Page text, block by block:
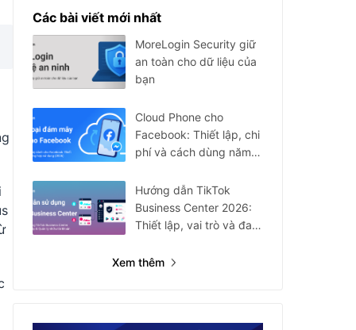
Các bài viết mới nhất
MoreLogin Security giữ
an toàn cho dữ liệu của
bạn
Cloud Phone cho
Facebook: Thiết lập, chi
phí và cách dùng năm
Hướng dẫn TikTok
Business Center 2026:
Thiết lập, vai trò và đa
Xem thêm